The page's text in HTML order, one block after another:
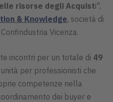
risorse degli Acquisti",
& Knowledge, società di
Vicenza.
incontri per un totale di 49
per professionisti che
competenze nella
dei buyer e